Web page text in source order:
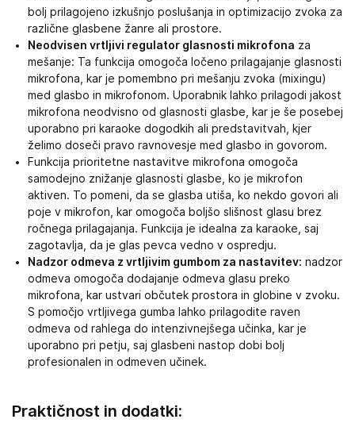
bolj prilagojeno izkušnjo poslušanja in optimizacijo zvoka za
različne glasbene žanre ali prostore.
Neodvisen vrtljivi regulator glasnosti mikrofona za
mešanje: Ta funkcija omogoča ločeno prilagajanje glasnosti
mikrofona, kar je pomembno pri mešanju zvoka (mixingu)
med glasbo in mikrofonom. Uporabnik lahko prilagodi jakost
mikrofona neodvisno od glasnosti glasbe, kar je še posebej
uporabno pri karaoke dogodkih ali predstavitvah, kjer
želimo doseči pravo ravnovesje med glasbo in govorom.
Funkcija prioritetne nastavitve mikrofona omogoča
samodejno znižanje glasnosti glasbe, ko je mikrofon
aktiven. To pomeni, da se glasba utiša, ko nekdo govori ali
poje v mikrofon, kar omogoča boljšo slišnost glasu brez
ročnega prilagajanja. Funkcija je idealna za karaoke, saj
zagotavlja, da je glas pevca vedno v ospredju.
Nadzor odmeva z vrtljivim gumbom za nastavitev: nadzor
odmeva omogoča dodajanje odmeva glasu preko
mikrofona, kar ustvari občutek prostora in globine v zvoku.
S pomočjo vrtljivega gumba lahko prilagodite raven
odmeva od rahlega do intenzivnejšega učinka, kar je
uporabno pri petju, saj glasbeni nastop dobi bolj
profesionalen in odmeven učinek.
Praktičnost in dodatki: